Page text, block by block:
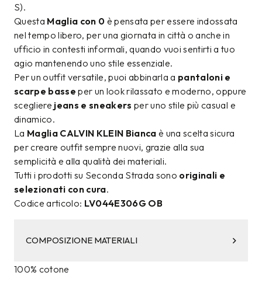
S).
Questa Maglia con 0 è pensata per essere indossata
nel tempo libero, per una giornata in città o anche in
ufficio in contesti informali, quando vuoi sentirti a tuo
agio mantenendo uno stile essenziale.
Per un outfit versatile, puoi abbinarla a pantaloni e
scarpe basse per un look rilassato e moderno, oppure
scegliere jeans e sneakers per uno stile più casual e
dinamico.
La Maglia CALVIN KLEIN Bianca è una scelta sicura
per creare outfit sempre nuovi, grazie alla sua
semplicità e alla qualità dei materiali.
Tutti i prodotti su Seconda Strada sono originali e
selezionati con cura.
Codice articolo: LV044E306G OB
COMPOSIZIONE MATERIALI
100% cotone